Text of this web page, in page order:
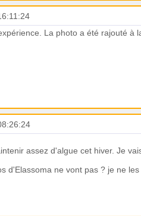
La photo a été rajouté à
assez d'algue cet hiver. Je
d'Elassoma ne vont pas ? je ne